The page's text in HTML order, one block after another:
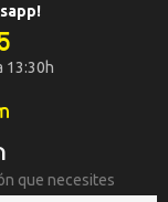
13:30h
que necesites